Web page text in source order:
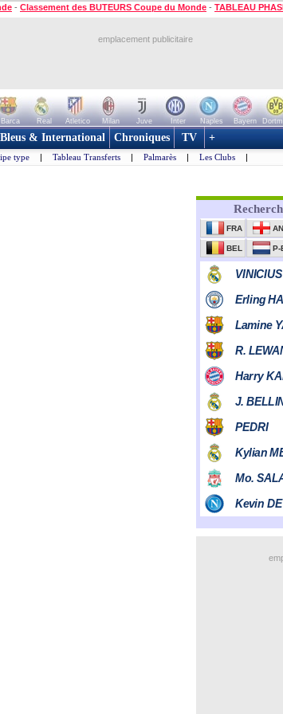
- Classement des BUTEURS Coupe du Monde - TABLEAU
emplacement publicitaire
Barca Real Atletico Milan Juve Inter Naples Bayern
& International Chroniques TV +
type | Tableau Transferts | Palmarès | Les Clubs |